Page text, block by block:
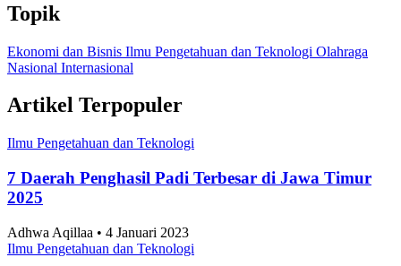
Topik
Ekonomi dan Bisnis Ilmu Pengetahuan dan Teknologi Olahraga
Nasional Internasional
Artikel Terpopuler
Ilmu Pengetahuan dan Teknologi
7 Daerah Penghasil Padi Terbesar di Jawa Timur
2025
Adhwa Aqillaa • 4 Januari 2023
Ilmu Pengetahuan dan Teknologi